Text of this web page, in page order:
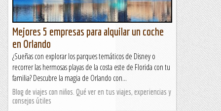
Mejores 5 empresas para alquilar un coche
en Orlando
¿Sueñas con explorar los parques temáticos de Disney o
recorrer las hermosas playas de la costa este de Florida con tu
familia? Descubre la magia de Orlando con...
Blog de viajes con niños. Qué ver en tus viajes, experiencias y
consejos útiles